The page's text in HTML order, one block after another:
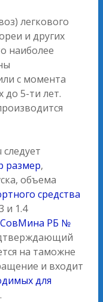
легкового
и других
наиболее
с момента
до 5-ти лет.
размер,
объема
средства
и 1.4
РБ №
на таможне
и входит
для
.